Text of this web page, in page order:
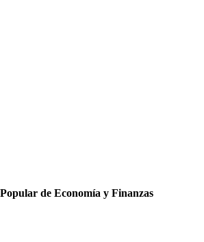
de Economía y Finanzas